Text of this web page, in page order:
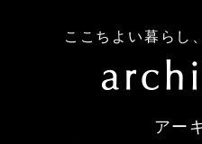
ここちよい暮らし
アー